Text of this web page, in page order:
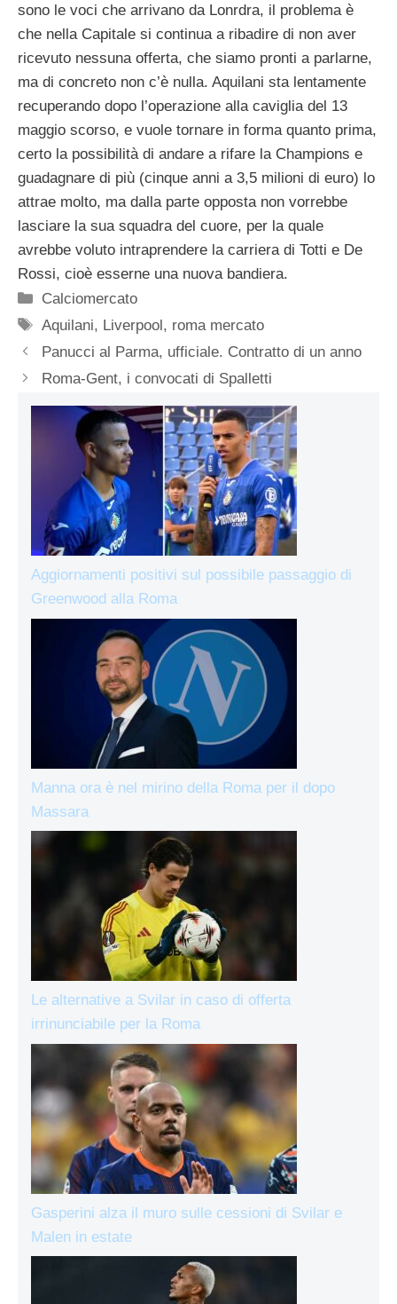
sono le voci che arrivano da Lonrdra, il problema è
che nella Capitale si continua a ribadire di non aver
ricevuto nessuna offerta, che siamo pronti a parlarne,
ma di concreto non c’è nulla. Aquilani sta lentamente
recuperando dopo l’operazione alla caviglia del 13
maggio scorso, e vuole tornare in forma quanto prima,
certo la possibilità di andare a rifare la Champions e
guadagnare di più (cinque anni a 3,5 milioni di euro) lo
attrae molto, ma dalla parte opposta non vorrebbe
lasciare la sua squadra del cuore, per la quale
avrebbe voluto intraprendere la carriera di Totti e De
Rossi, cioè esserne una nuova bandiera.
Categorie
Calciomercato
Tag
Aquilani, Liverpool , roma mercato
Panucci al Parma, ufficiale. Contratto di un anno
Roma-Gent, i convocati di Spalletti
Aggiornamenti positivi sul possibile passaggio di
Greenwood alla Roma
Manna ora è nel mirino della Roma per il dopo
Massara
Le alternative a Svilar in caso di offerta
irrinunciabile per la Roma
Gasperini alza il muro sulle cessioni di Svilar e
Malen in estate